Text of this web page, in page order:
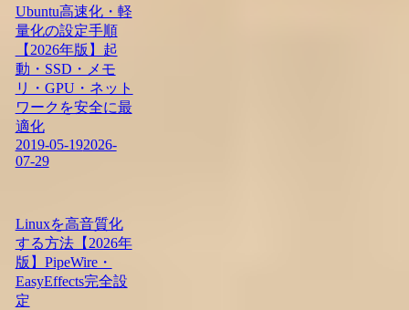
Ubuntu高速化・軽
量化の設定手順
【2026年版】起
動・SSD・メモ
リ・GPU・ネット
ワークを安全に最
適化
2019-05-192026-
07-29
Linuxを高音質化
する方法【2026年
版】PipeWire・
EasyEffects完全設
定